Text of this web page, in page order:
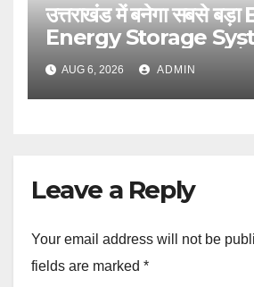
उत्तराखंड में बनेगा सबसे
Energy Storage
UJVNL लगाएगा 352 करोड़
AUG 6, 2026 ADMIN
Leave a Reply
Your email address will not be
fields are marked *